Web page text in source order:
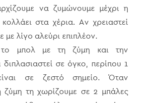
να ζυμώνουμε μέχρι η
στα χέρια. Αν χρειαστεί
με λίγο αλεύρι επιπλέον.
το μπολ με τη ζύμη και την
σε όγκο, περίπου 1
σε ζεστό σημείο. Όταν
τη χωρίζουμε σε 2 μπάλες